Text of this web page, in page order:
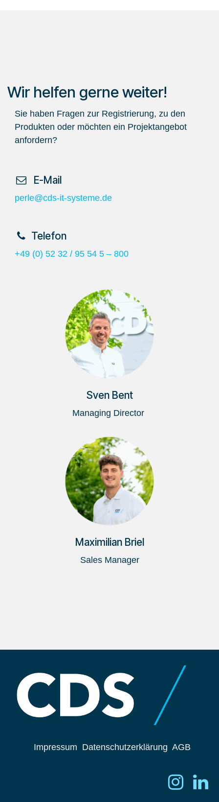
Wir helfen gerne weiter!
Sie haben Fragen zur Registrierung, zu den
Produkten oder möchten ein Projektangebot
anfordern?
​ E-Mail
perle@cds-it-systeme.de
​Telefon
+49 (0) 52 32 / 95 54 5 – 800
Sven Bent
Managing Director
Maximilian Briel
Sales Manager
Impressum Datenschutzerklärung AGB